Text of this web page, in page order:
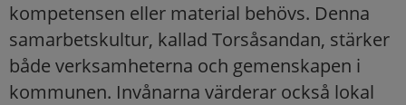
kompetensen eller material behövs. Denna
samarbetskultur, kallad Torsåsandan, stärker
både verksamheterna och gemenskapen i
kommunen. Invånarna värderar också lokal